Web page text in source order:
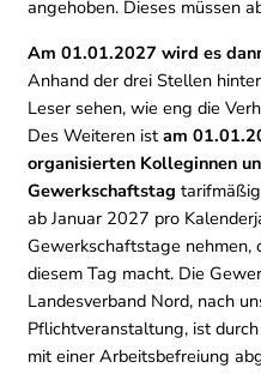
angehoben. Dieses müssen
Am 01.01.2027 wird es
Anhand der drei Stellen
Leser sehen, wie eng die
Des Weiteren ist am
organisierten Kolleginnen
Gewerkschaftstag
ab Januar 2027 pro
Gewerkschaftstage nehmen,
diesem Tag macht. Die
Landesverband Nord, nach
Pflichtveranstaltung, ist
mit einer Arbeitsbefreiung